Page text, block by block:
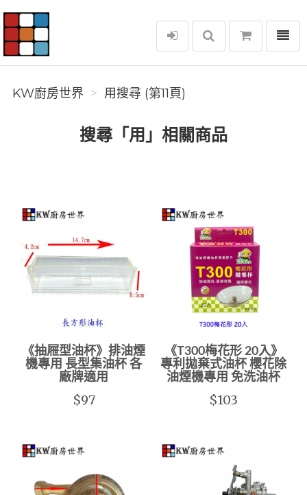
KW廚房世界
選單
KW廚房世界 用搜尋 (第11頁)
搜尋「用」相關商品
《抽屜型油杯》排油煙
機專用 長型集油杯 各
廠牌適用
$97
《T300梅花形 20入》
專利拋棄式油杯 櫻花除
油煙機專用 免洗油杯
$103